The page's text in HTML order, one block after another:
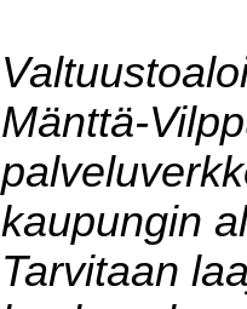
Mänttä-
kaupungin
Tarvitaan